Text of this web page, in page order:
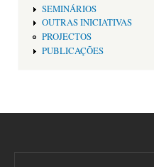
SEMINÁRIOS
OUTRAS INICIATIVAS
PROJECTOS
PUBLICAÇÕES